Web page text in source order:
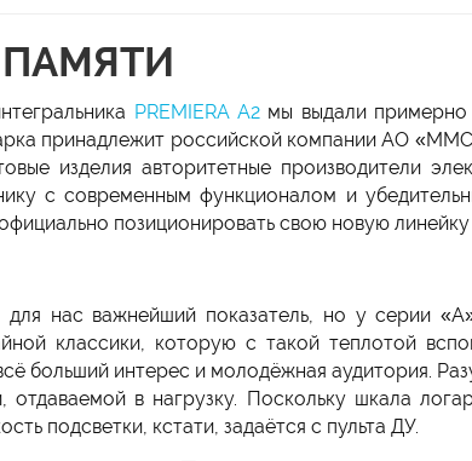
PREMIERA A2мы выдали примерно
принадлежит российской компании АО
изделия авторитетные производители
с современным функционалом и
позиционировать свою новую
для нас важнейший показатель, но у серии
классики, которую с такой теплотой
больший интерес и молодёжная аудитория.
в нагрузку. Поскольку шкала
подсветки, кстати, задаётся с пульта ДУ.